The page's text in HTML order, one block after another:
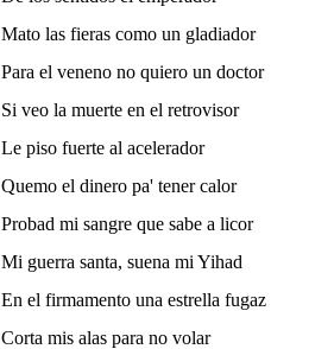
Mato las fieras como un gladiador
Para el veneno no quiero un doctor
Si veo la muerte en el retrovisor
Le piso fuerte al acelerador
Quemo el dinero pa' tener calor
Probad mi sangre que sabe a licor
Mi guerra santa, suena mi Yihad
En el firmamento una estrella fugaz
Corta mis alas para no volar